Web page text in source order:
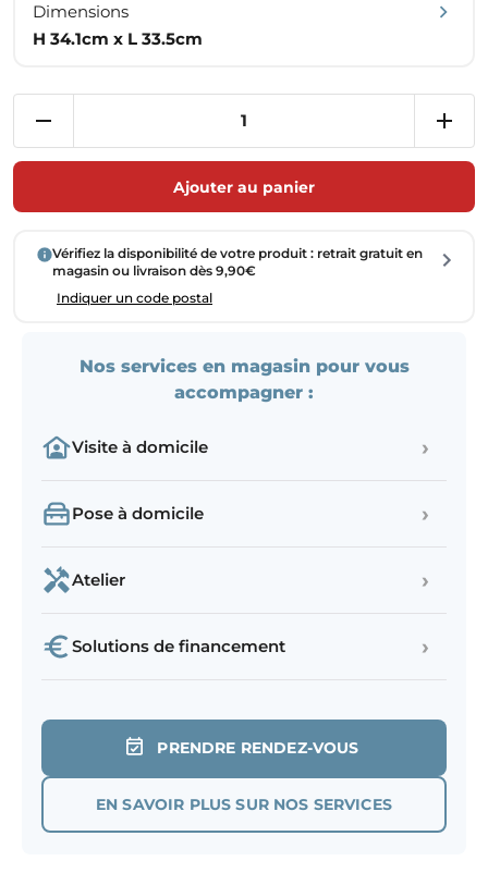
Dimensions
H 34.1cm x L 33.5cm
Ajouter au panier
Vérifiez la disponibilité de votre produit : retrait gratuit en
magasin ou livraison dès 9,90€
Indiquer un code postal
Nos services en magasin pour vous
accompagner :
Visite à domicile ›
Pose à domicile ›
Atelier ›
Solutions de financement ›
PRENDRE RENDEZ-VOUS
EN SAVOIR PLUS SUR NOS SERVICES